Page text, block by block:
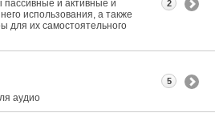
пассивные и активные и
использования, а также
для их самостоятельного
2
аудио
5